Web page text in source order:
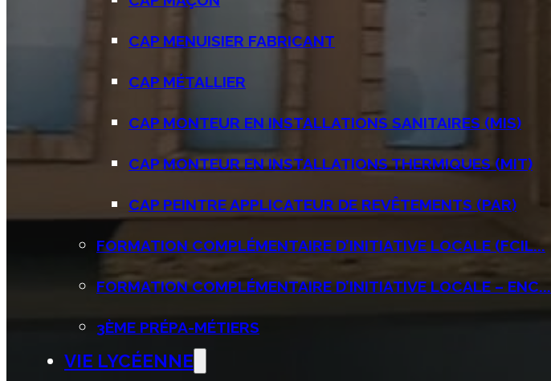
CAP MENUISIER FABRICANT
CAP MÉTALLIER
CAP MONTEUR EN INSTALLATIONS SANITAIRES (MIS)
CAP MONTEUR EN INSTALLATIONS THERMIQUES (MIT)
CAP PEINTRE APPLICATEUR DE REVÊTEMENTS (PAR)
FORMATION COMPLÉMENTAIRE D’INITIATIVE LOCALE (FCIL...
FORMATION COMPLÉMENTAIRE D’INITIATIVE LOCALE – ENC...
3ÈME PRÉPA-MÉTIERS
VIE LYCÉENNE